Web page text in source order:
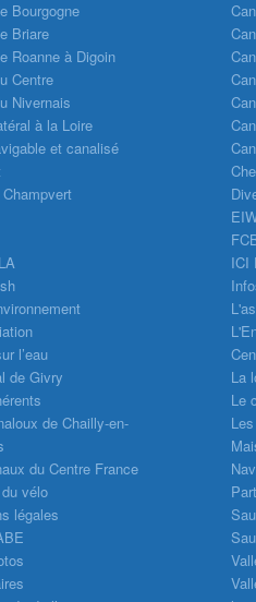
Bourgogne
Briare
Roanne à Digoin
Centre
Nivernais
à la Loire
et canalisé
l’eau
de Givry
de Chailly-en-
du Centre France
vélo
légales
ICI
La
Le